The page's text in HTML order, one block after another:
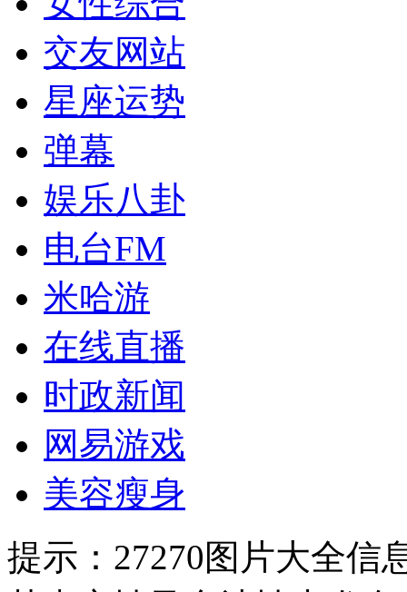
交友网站
星座运势
弹幕
娱乐八卦
电台FM
米哈游
在线直播
时政新闻
网易游戏
美容瘦身
提示： 27270图片大全信